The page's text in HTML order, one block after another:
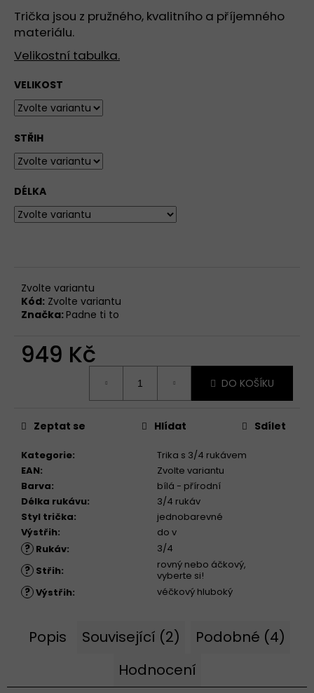
Trička jsou z pružného, kvalitního a příjemného
materiálu.
Velikostní tabulka.
VELIKOST
STŘIH
DÉLKA
Zvolte variantu
Kód: Zvolte variantu
Značka: Padne ti to
949 Kč
DO KOŠÍKU
Kategorie:
Trika s 3/4 rukávem
EAN:
Zvolte variantu
Barva:
bílá - přírodní
Délka rukávu:
3/4 rukáv
Styl trička:
jednobarevné
Výstřih: do v
? Rukáv: 3/4
? Střih:
rovný nebo áčkový,
vyberte si!
? Výstřih: véčkový hluboký
Zeptat se Hlídat Sdílet
Popis Související (2)
Podobné (4)
Hodnocení
890
Kč